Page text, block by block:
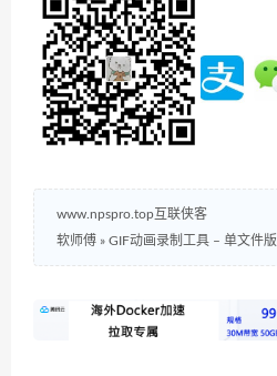
www.npspro.top互联侠客
软师傅 » GIF动画录制工具 – 单文件版